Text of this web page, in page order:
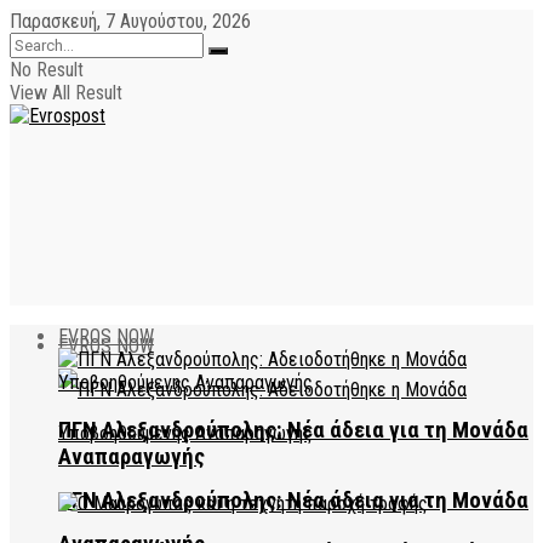
Παρασκευή, 7 Αυγούστου, 2026
No Result
View All Result
EVROS NOW
ΠΓΝ Αλεξανδρούπολης: Νέα άδεια για τη Μονάδα
EVROS NOW
ΠΓΝ Αλεξανδρούπολης: Νέα άδεια για τη Μονάδα
Αναπαραγωγής